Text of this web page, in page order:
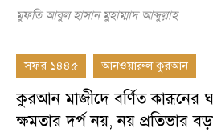
মুফতি আবুল হাসান মুহাম্মাদ আব্দুল্লাহ
সফর ১৪৪৫ আনওয়ারুল কুরআন
কুরআন মাজীদে বর্ণিত কারূনের
ক্ষমতার দর্প নয়, নয় প্রতিভার